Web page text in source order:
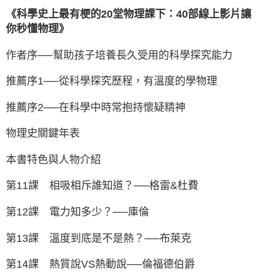
《科學史上最有梗的20堂物理課下：40部線上影片讓
你秒懂物理》
作者序──幫助孩子培養長久受用的科學探究能力
推薦序1──從科學探究歷程，有溫度的學物理
推薦序2──在科學中時常抱持懷疑精神
物理史關鍵年表
本書特色與人物介紹
第11課 相吸相斥誰知道？──格雷&杜費
第12課 電力知多少？──庫倫
第13課 溫度到底是不是熱？──布萊克
第14課 熱質說VS熱動說──倫福德伯爵